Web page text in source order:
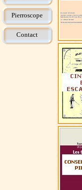
Pierroscope
Contact